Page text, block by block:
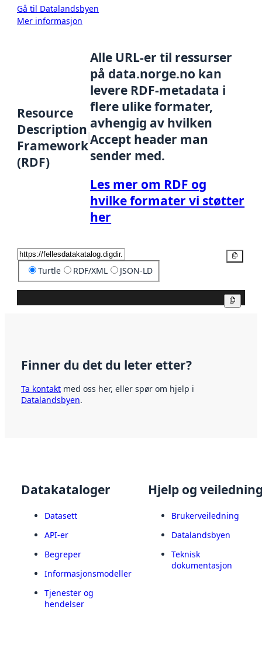
Gå til Datalandsbyen
Mer informasjon
Resource
Description
Framework
(RDF)
Alle URL-er til ressurser
på data.norge.no kan
levere RDF-metadata i
flere ulike formater,
avhengig av hvilken
Accept header man
sender med.
Les mer om RDF og
hvilke formater vi støtter
her
Turtle RDF/XML JSON-LD
Finner du det du leter etter?
Ta kontakt med oss her, eller spør om hjelp i
Datalandsbyen.
Datakataloger
Datasett
API-er
Begreper
Informasjonsmodeller
Tjenester og
hendelser
Hjelp og
Brukerveiledning
Datalandsbyen
Teknisk
dokumentasjon